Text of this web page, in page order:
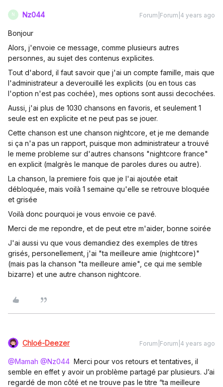
N Nz044 Forum|Forum|4 years ago
Bonjour
Alors, j'envoie ce message, comme plusieurs autres
personnes, au sujet des contenus explicites.
Tout d'abord, il faut savoir que j'ai un compte famille, mais que
l'administrateur a deverouillé les explicits (ou en tous cas
l'option n'est pas cochée), mes options sont aussi decochées.
Aussi, j'ai plus de 1030 chansons en favoris, et seulement 1
seule est en explicite et ne peut pas se jouer.
Cette chanson est une chanson nightcore, et je me demande
si ça n'a pas un rapport, puisque mon administrateur a trouvé
le meme probleme sur d'autres chansons "nightcore france"
en explicit (malgrès le manque de paroles dures ou autre).
La chanson, la premiere fois que je l'ai ajoutée etait
débloquée, mais voilà 1 semaine qu'elle se retrouve bloquée
et grisée
Voilà donc pourquoi je vous envoie ce pavé.
Merci de me repondre, et de peut etre m'aider, bonne soirée
J'ai aussi vu que vous demandiez des exemples de titres
grisés, personellement, j'ai "ta meilleure amie (nightcore)"
(mais pas la chanson "ta meilleure amie", ce qui me semble
bizarre) et une autre chanson nightcore.
Chloé-Deezer Forum|Forum|4 years ago
@Mamah @Nz044 Merci pour vos retours et tentatives, il
semble en effet y avoir un problème partagé par plusieurs. J’ai
regardé de mon côté et ne trouve pas le titre “ta meilleure